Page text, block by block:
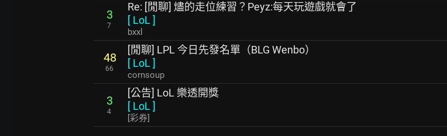
3
7
Re: [閒聊] 燼的走位練習？Peyz:每天玩遊戲就會了
[ LoL ]
bxxl
48
66
[閒聊] LPL 今日先發名單（BLG Wenbo）
[ LoL ]
cornsoup
3
4
[公告] LoL 樂透開獎
[ LoL ]
[彩券]